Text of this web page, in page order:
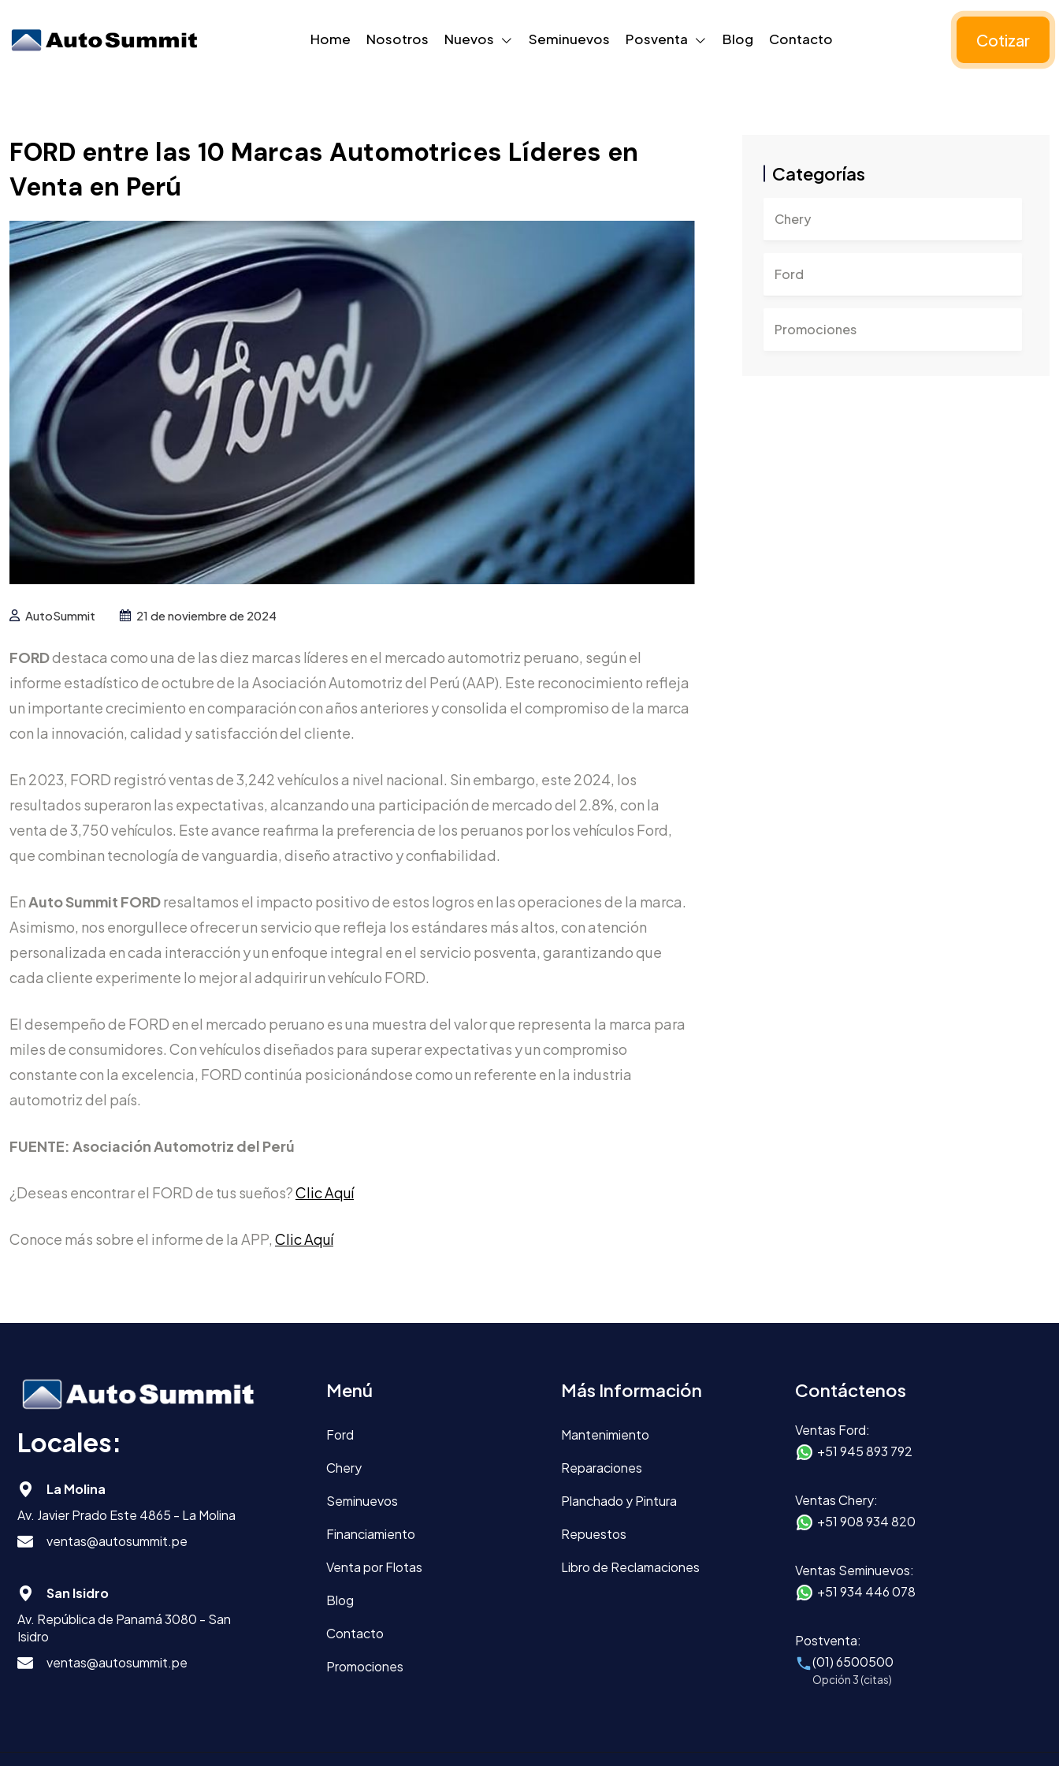
Home Nosotros Nuevos Seminuevos Posventa Blog Contacto Cotizar
FORD entre las 10 Marcas Automotrices Líderes en
Venta en Perú
AutoSummit 21 de noviembre de 2024
FORDdestaca como una de las diez marcas líderes en el mercado automotriz peruano, según el
informe estadístico de octubre de la Asociación Automotriz del Perú (AAP). Este reconocimiento refleja
un importante crecimiento en comparación con años anteriores y consolida el compromiso de la marca
con la innovación, calidad y satisfacción del cliente.
En 2023, FORD registró ventas de 3,242 vehículos a nivel nacional. Sin embargo, este 2024, los
resultados superaron las expectativas, alcanzando una participación de mercado del 2.8%, con la
venta de 3,750 vehículos. Este avance reafirma la preferencia de los peruanos por los vehículos Ford,
que combinan tecnología de vanguardia, diseño atractivo y confiabilidad.
EnAuto Summit FORDresaltamos el impacto positivo de estos logros en las operaciones de la marca.
Asimismo, nos enorgullece ofrecer un servicio que refleja los estándares más altos, con atención
personalizada en cada interacción y un enfoque integral en el servicio posventa, garantizando que
cada cliente experimente lo mejor al adquirir un vehículo FORD.
El desempeño de FORD en el mercado peruano es una muestra del valor que representa la marca para
miles de consumidores. Con vehículos diseñados para superar expectativas y un compromiso
constante con la excelencia, FORD continúa posicionándose como un referente en la industria
automotriz del país.
FUENTE: Asociación Automotriz del Perú
¿Deseas encontrar el FORD de tus sueños?Clic Aquí
Conoce más sobre el informe de la APP, Clic Aquí
Categorías
Chery
Ford
Promociones
Locales:
La Molina
Av. Javier Prado Este 4865 - La Molina
ventas@autosummit.pe
San Isidro
Av. República de Panamá 3080 - San
Isidro
ventas@autosummit.pe
Menú
Ford
Chery
Seminuevos
Financiamiento
Venta por Flotas
Blog
Contacto
Promociones
Más Información
Mantenimiento
Reparaciones
Planchado y Pintura
Repuestos
Libro de Reclamaciones
Contáctenos
Ventas Ford:
+51 945 893 792
Ventas Chery:
+51 908 934 820
Ventas Seminuevos:
+51 934 446 078
Postventa:
(01) 6500500
Opción 3 (citas)